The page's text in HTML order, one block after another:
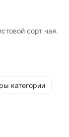
сорт чая.
категории